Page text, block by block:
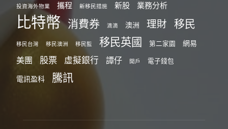
投資海外物業 攜程 新移民措施 新股 業務分析
比特幣 消費券 滴滴 澳洲 理財 移民
移民台灣 移民澳洲 移民監 移民英國 第二家園 網易
美團 股票 虛擬銀行 譚仔 開戶 電子錢包
電訊盈科 騰訊